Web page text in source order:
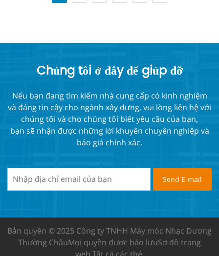
Chúng tôi ở đây để giúp đỡ
Nếu bạn đang tìm kiếm nhà cung cấp có kinh nghiệm
và đáng tin cậy cho ngành xây dựng, vui lòng liên hệ với
chúng tôi và cho chúng tôi biết yêu cầu của bạn,
bạn sẽ nhận được những lời khuyên chuyên nghiệp và
báo giá chính xác.
Bản quyền © 2025 Công ty TNHH Máy móc Nhạc Dương
Thường ChâuMọi quyền được bảo lưuSơ đồ trang